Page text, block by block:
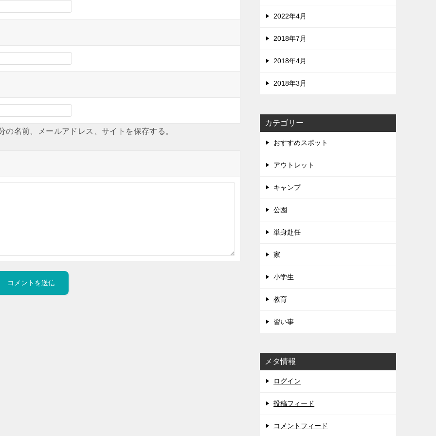
名前、メールアドレス、サイトを保存する。
2022年4月
2018年7月
2018年4月
2018年3月
カテゴリー
おすすめスポット
アウトレット
キャンプ
公園
単身赴任
家
小学生
教育
習い事
メタ情報
ログイン
投稿フィード
コメントフィード